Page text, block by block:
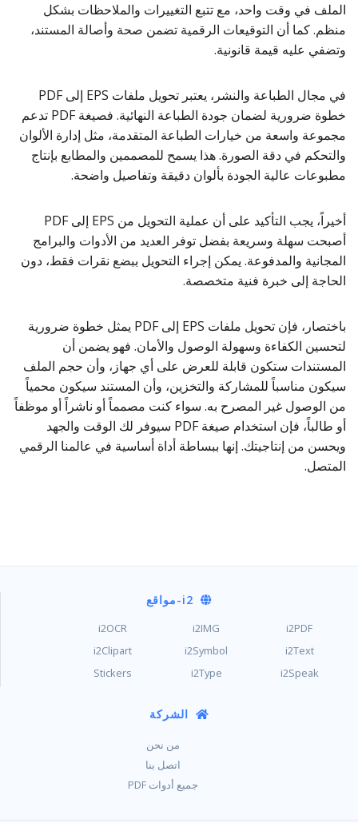
الملف في وقت واحد، مع تتبع التغييرات والملاحظات بشكل
منظم. كما أن التوقيعات الرقمية تضمن صحة وأصالة المستند،
وتضفي عليه قيمة قانونية.
في مجال الطباعة والنشر، يعتبر تحويل ملفات EPS إلى PDF
خطوة ضرورية لضمان جودة الطباعة النهائية. فصيغة PDF تدعم
مجموعة واسعة من خيارات الطباعة المتقدمة، مثل إدارة الألوان
والتحكم في دقة الصورة. هذا يسمح للمصممين والمطابع بإنتاج
مطبوعات عالية الجودة بألوان دقيقة وتفاصيل واضحة.
أخيراً، يجب التأكيد على أن عملية التحويل من EPS إلى PDF
أصبحت سهلة وسريعة بفضل توفر العديد من الأدوات والبرامج
المجانية والمدفوعة. يمكن إجراء التحويل ببضع نقرات فقط، دون
الحاجة إلى خبرة فنية متخصصة.
باختصار، فإن تحويل ملفات EPS إلى PDF يمثل خطوة ضرورية
لتحسين الكفاءة وسهولة الوصول والأمان. فهو يضمن أن
المستندات ستكون قابلة للعرض على أي جهاز، وأن حجم الملف
سيكون مناسباً للمشاركة والتخزين، وأن المستند سيكون محمياً
من الوصول غير المصرح به. سواء كنت مصمماً أو ناشراً أو موظفاً
أو طالباً، فإن استخدام صيغة PDF سيوفر لك الوقت والجهد
ويحسن من إنتاجيتك. إنها ببساطة أداة أساسية في عالمنا الرقمي
المتصل.
i2-مواقع
i2PDF
i2IMG
i2OCR
i2Text
i2Symbol
i2Clipart
i2Speak
i2Type
Stickers
الشركة
من نحن
اتصل بنا
جميع أدوات PDF